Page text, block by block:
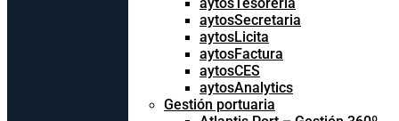
aytosSecretaria
aytosLicita
aytosFactura
aytosCES
aytosAnalytics
Gestión portuaria